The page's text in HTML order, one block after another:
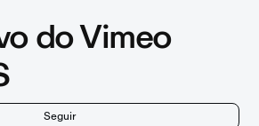
do Vimeo
Seguir